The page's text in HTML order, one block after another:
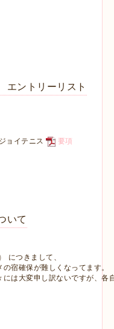
ントリーリスト
ョイテニス 要項
いて
につきまして、
宿確保が難しくなってます。
は大変申し訳ないですが、各